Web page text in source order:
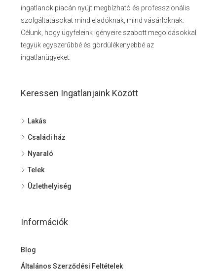
ingatlanok piacán nyújt megbízható és professzionális
szolgáltatásokat mind eladóknak, mind vásárlóknak.
Célunk, hogy ügyfeleink igényeire szabott megoldásokkal
tegyük egyszerűbbé és gördülékenyebbé az
ingatlanügyeket.
Keressen Ingatlanjaink Között
Lakás
Családi ház
Nyaraló
Telek
Üzlethelyiség
Információk
Blog
Általános Szerződési Feltételek